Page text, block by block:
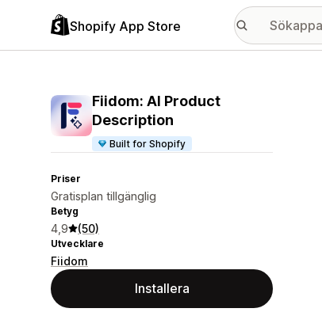
Shopify App Store
Fiidom: AI Product
Description
Built for Shopify
Priser
Gratisplan tillgänglig
Betyg
4,9 (50)
Utvecklare
Fiidom
Installera